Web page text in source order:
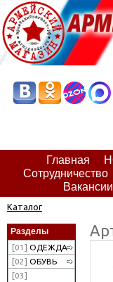
Главная
Сотрудничество
Вакансии
Каталог
Разделы
[01] ОДЕЖДА
[02] ОБУВЬ
[03]